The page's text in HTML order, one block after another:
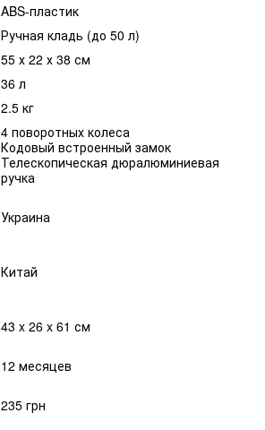
ABS-пластик
Ручная кладь (до 50 л)
55 х 22 х 38 см
36 л
2.5 кг
4 поворотных колеса
Кодовый встроенный замок
Телескопическая дюралюминиевая
ручка
Украина
Китай
43 x 26 x 61 см
12 месяцев
235 грн